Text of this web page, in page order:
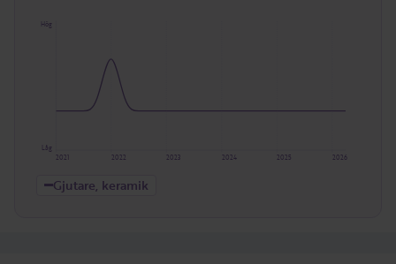
Hög
Låg
2026
2025
2024
2023
2022
2021
Gjutare, keramik